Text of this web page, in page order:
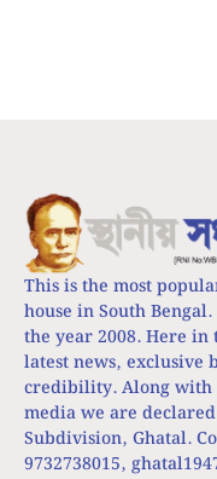
This is the most
house in South
the year 2008. Here
latest news, exclusive
credibility. Along
media we are
Subdivision, Ghatal.
9732738015,